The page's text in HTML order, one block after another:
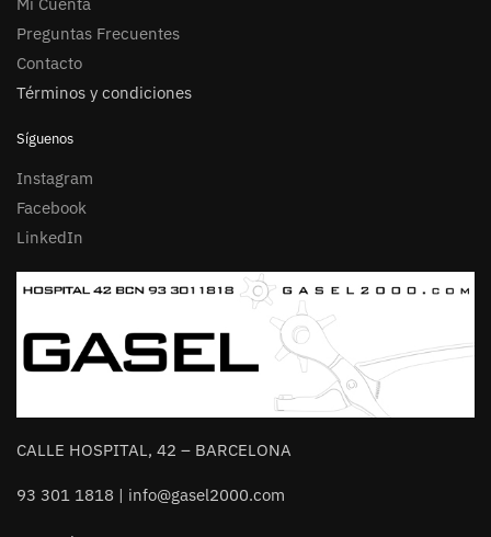
Preguntas Frecuentes
Contacto
Términos y condiciones
Síguenos
Instagram
Facebook
LinkedIn
CALLE HOSPITAL, 42 – BARCELONA
93 301 1818 | info@gasel2000.com